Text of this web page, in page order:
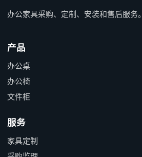
办公家具采购、定制、安装和售后服务。
产品
办公桌
办公椅
文件柜
服务
家具定制